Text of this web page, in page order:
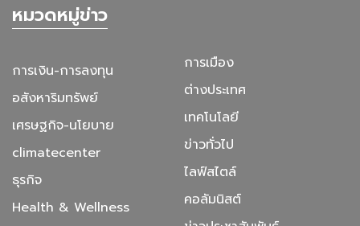
หมวดหมู่ข่าว
การเงิน-การลงทุน
อสังหาริมทรัพย์
เศรษฐกิจ-นโยบาย
climatecenter
ธุรกิจ
Health & Wellness
การเมือง
ต่างประเทศ
เทคโนโลยี
ข่าวทั่วไป
ไลฟ์สไตล์
คอลัมนิสต์